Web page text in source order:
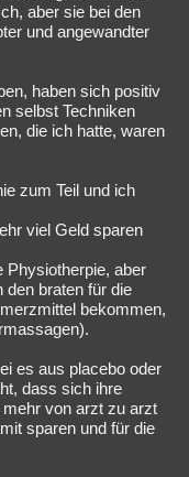
aber sie bei den
und angewandter
haben sich positiv
selbst Techniken
die ich hatte, waren
zum Teil und ich
viel Geld sparen
Physiotherpie, aber
den braten für die
bekommen,
es aus placebo oder
dass sich ihre
von arzt zu arzt
sparen und für die